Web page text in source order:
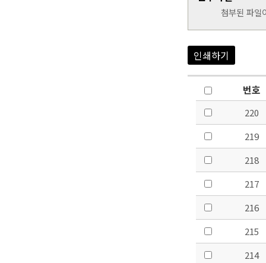
첨부된 파일
인쇄하기
번호
220
219
218
217
216
215
214